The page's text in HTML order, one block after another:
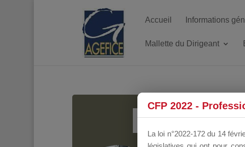
Accueil Informations
Mallette du Dirigeant
CFP 2022 -
La loi n°2022-172 du 14